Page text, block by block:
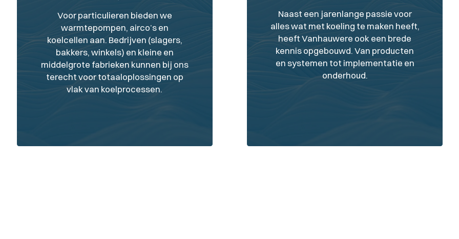
Voor particulieren bieden we
warmtepompen, airco’s en
koelcellen aan. Bedrijven (slagers,
bakkers, winkels) en kleine en
middelgrote fabrieken kunnen bij ons
terecht voor totaaloplossingen op
vlak van koelprocessen.
Naast een jarenlange passie voor
alles wat met koeling te maken heeft,
heeft Vanhauwere ook een brede
kennis opgebouwd. Van producten
en systemen tot implementatie en
onderhoud.